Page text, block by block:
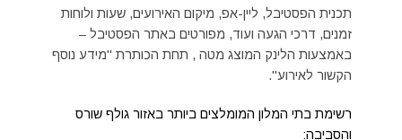
תכנית הפסטיבל, ליין-אפ, מיקום האירועים, שעות ולוחות
זמנים, דרכי הגעה ועוד, מפורטים באתר הפסטיבל –
באמצעות הלינק המוצג מטה , תחת הכותרת "מידע נוסף
הקשור לאירוע".
רשימת בתי המלון המומלצים ביותר באזור גולף שורס
והסביבה: